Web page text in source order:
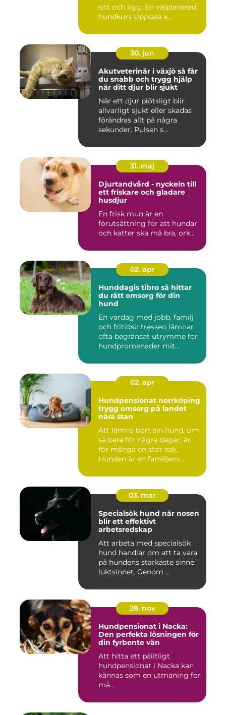
sitt och ligg. En välplanerad
hundkurs Uppsala k...
30. jun
Akutveterinär i växjö så får
du snabb och trygg hjälp
när ditt djur blir sjukt
När ett djur plötsligt blir
allvarligt sjukt eller skadas
förändras allt på några
sekunder. Pulsen s...
31. maj
Djurtandvård - nyckeln till
ett friskare och gladare
husdjur
En frisk mun är en
förutsättning för att hundar
och katter ska må bra, ork...
02. apr
Hunddagis tibro så hittar
du rätt omsorg för din
hund
En vardag med jobb, familj
och fritidsintressen lämnar
ofta begränsat utrymme för
hundpromenader mit...
02. apr
Hundpensionat norrköping
trygg omsorg på landet
nära stan
Att lämna bort sin hund, om
så bara för några dagar, är
för många en stor sak.
Hunden är en familjem...
03. mar
Specialsök hund när nosen
blir ett effektivt
arbetsredskap
Att arbeta med specialsök
hund handlar om att ta vara
på hundens starkaste sinne:
luktsinnet. Genom ...
28. nov
Hundpensionat i Nacka:
Den perfekta lösningen för
din fyrbente vän
Att hitta ett pålitligt
hundpensionat i Nacka kan
kännas som en utmaning för
må...